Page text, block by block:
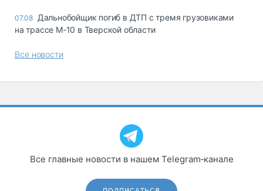
07.08 Дальнобойщик погиб в ДТП с тремя грузовиками
на трассе М-10 в Тверской области
Все новости
Все главные новости в нашем Telegram‑канале